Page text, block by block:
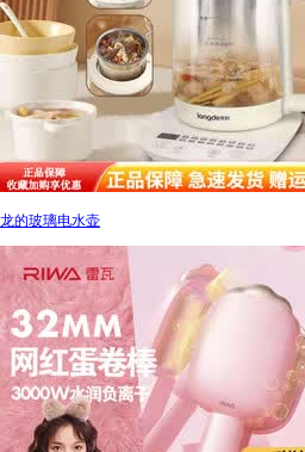
龙的玻璃电水壶